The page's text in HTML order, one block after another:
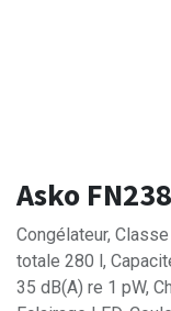
Asko
Congélateur,
totale 280 l,
35 dB(A) re 1 pW,